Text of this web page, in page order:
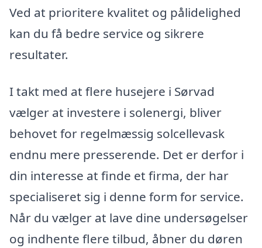
Ved at prioritere kvalitet og pålidelighed
kan du få bedre service og sikrere
resultater.
I takt med at flere husejere i Sørvad
vælger at investere i solenergi, bliver
behovet for regelmæssig solcellevask
endnu mere presserende. Det er derfor i
din interesse at finde et firma, der har
specialiseret sig i denne form for service.
Når du vælger at lave dine undersøgelser
og indhente flere tilbud, åbner du døren